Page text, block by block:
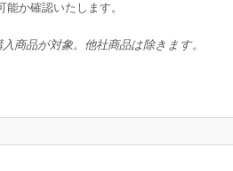
か確認いたします。
商品が対象。他社商品は除きます。